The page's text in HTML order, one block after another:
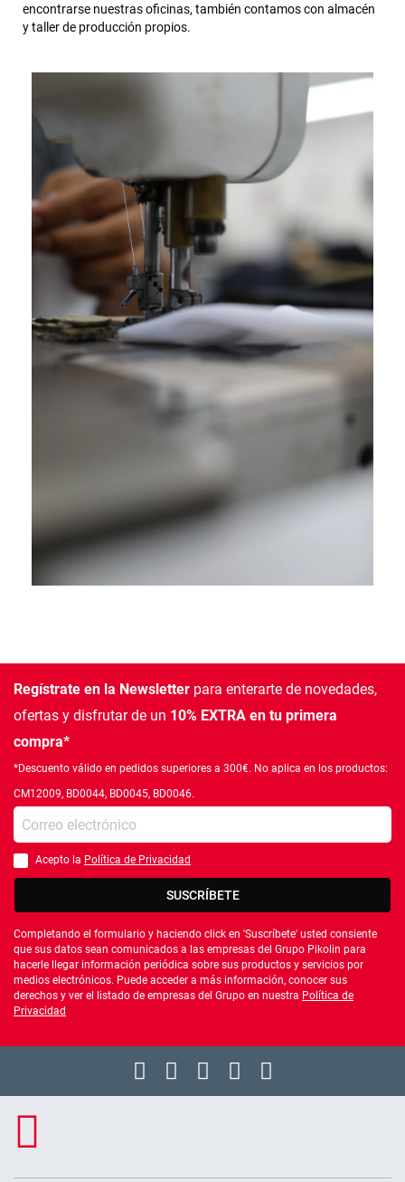
encontrarse nuestras oficinas, también contamos con almacén
y taller de producción propios.
Regístrate en la Newsletter para enterarte de novedades,
ofertas y disfrutar de un 10% EXTRA en tu primera
compra*
*Descuento válido en pedidos superiores a 300€. No aplica en los productos:
CM12009, BD0044, BD0045, BD0046.
Introduce tu e-mail
Debes aceptar la política de privacidad
Acepto la Política de Privacidad
SUSCRÍBETE
Completando el formulario y haciendo click en 'Suscríbete' usted consiente
que sus datos sean comunicados a las empresas del Grupo Pikolin para
hacerle llegar información periódica sobre sus productos y servicios por
medios electrónicos. Puede acceder a más información, conocer sus
derechos y ver el listado de empresas del Grupo en nuestra Política de
Privacidad